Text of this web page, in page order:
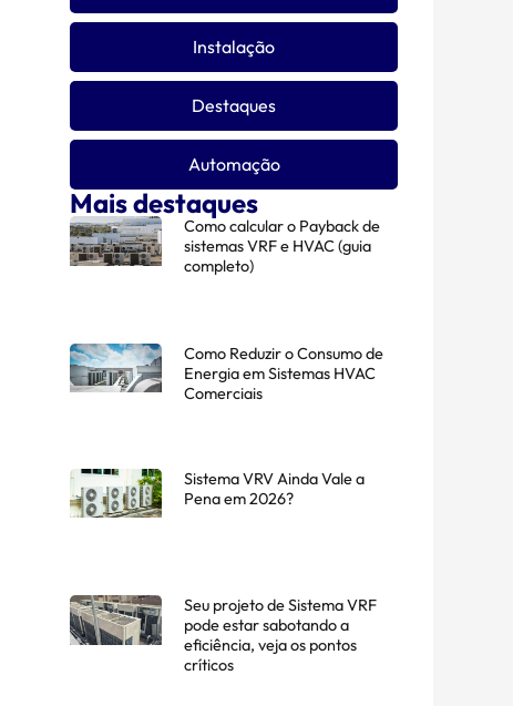
Instalação
Destaques
Automação
Mais destaques
Como calcular o Payback de
sistemas VRF e HVAC (guia
completo)
Como Reduzir o Consumo de
Energia em Sistemas HVAC
Comerciais
Sistema VRV Ainda Vale a
Pena em 2026?
Seu projeto de Sistema VRF
pode estar sabotando a
eficiência, veja os pontos
críticos